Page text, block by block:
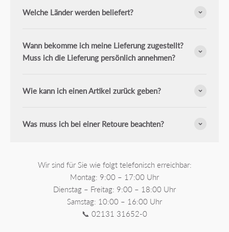
Welche Länder werden beliefert?
Wann bekomme ich meine Lieferung zugestellt?
Muss ich die Lieferung persönlich annehmen?
Wie kann ich einen Artikel zurück geben?
Was muss ich bei einer Retoure beachten?
Wir sind für Sie wie folgt telefonisch erreichbar:
Montag: 9:00 – 17:00 Uhr
Dienstag – Freitag: 9:00 – 18:00 Uhr
Samstag: 10:00 – 16:00 Uhr
📞 02131 31652-0